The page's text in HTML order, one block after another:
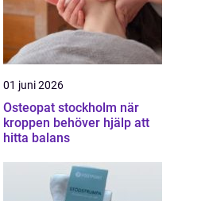
01 juni 2026
Osteopat stockholm när
kroppen behöver hjälp att
hitta balans